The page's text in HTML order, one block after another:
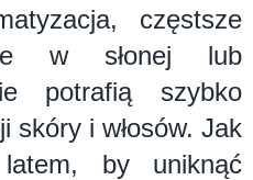
częstsze
w słonej lub
potrafią szybko
skóry i włosów. Jak
by uniknąć